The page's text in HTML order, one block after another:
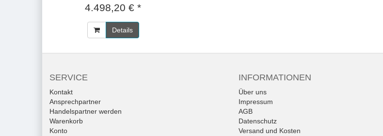
4.498,20 € *
Details
SERVICE
Kontakt
Ansprechpartner
Handelspartner werden
Warenkorb
Konto
INFORMATIONEN
Über uns
Impressum
AGB
Datenschutz
Versand und Kosten